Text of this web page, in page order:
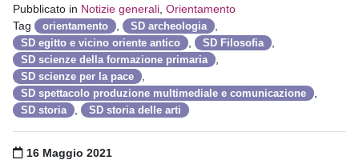
Pubblicato in Notizie generali Orientamento
Tag
orientamento SD archeologia
SD egitto e vicino oriente antico SD Filosofia
SD scienze della formazione primaria
SD scienze per la pace
SD spettacolo produzione multimediale e comunicazione
SD storia SD storia delle arti
Pubblicato il
16 Maggio 2021